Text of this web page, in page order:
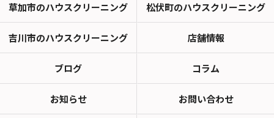
草加市のハウスクリーニング 松伏町のハウスクリーニング
吉川市のハウスクリーニング 店舗情報
ブログ コラム
お知らせ お問い合わせ